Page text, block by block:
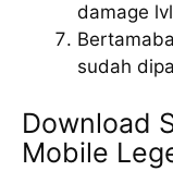
damage
sudah
Download
Mobile